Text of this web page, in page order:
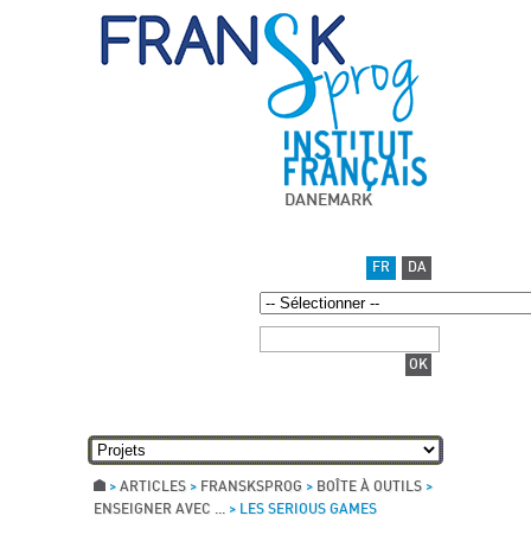
DANEMARK
FR DA
> ARTICLES > FRANSKSPROG > BOÎTE À OUTILS >
ENSEIGNER AVEC ... > LES SERIOUS GAMES